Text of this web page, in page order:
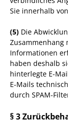
Sie innerhalb
(5) Die
Zusammenhang
Informationen
haben deshalb
hinterlegte E-
E-Mails
durch SPAM-
§ 3